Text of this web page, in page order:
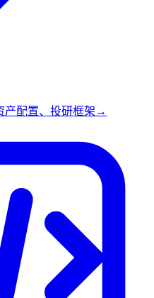
产配置、投研框架 →